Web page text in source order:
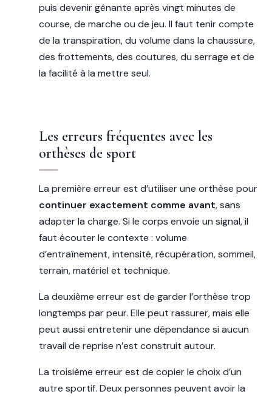
puis devenir gênante après vingt minutes de
course, de marche ou de jeu. Il faut tenir compte
de la transpiration, du volume dans la chaussure,
des frottements, des coutures, du serrage et de
la facilité à la mettre seul.
Les erreurs fréquentes avec les
orthèses de sport
La première erreur est d’utiliser une orthèse pour
continuer exactement comme avant, sans
adapter la charge. Si le corps envoie un signal, il
faut écouter le contexte : volume
d’entraînement, intensité, récupération, sommeil,
terrain, matériel et technique.
La deuxième erreur est de garder l’orthèse trop
longtemps par peur. Elle peut rassurer, mais elle
peut aussi entretenir une dépendance si aucun
travail de reprise n’est construit autour.
La troisième erreur est de copier le choix d’un
autre sportif. Deux personnes peuvent avoir la